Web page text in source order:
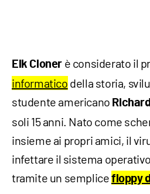
Elk Cloner è considerato il
informatico della storia,
studente americano
soli 15 anni. Nato come
insieme ai propri amici, il
infettare il sistema operativo
tramite un semplicefloppy